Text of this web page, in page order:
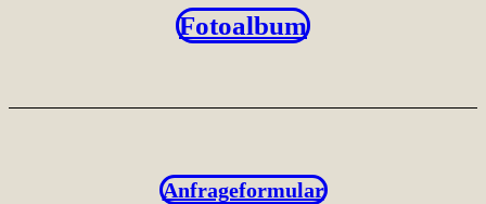
Fotoalbum
Anfrageformular